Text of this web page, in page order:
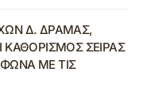
Δ. ΔΡΑΜΑΣ,
ΣΕΙΡΑΣ
ΜΕ ΤΙΣ